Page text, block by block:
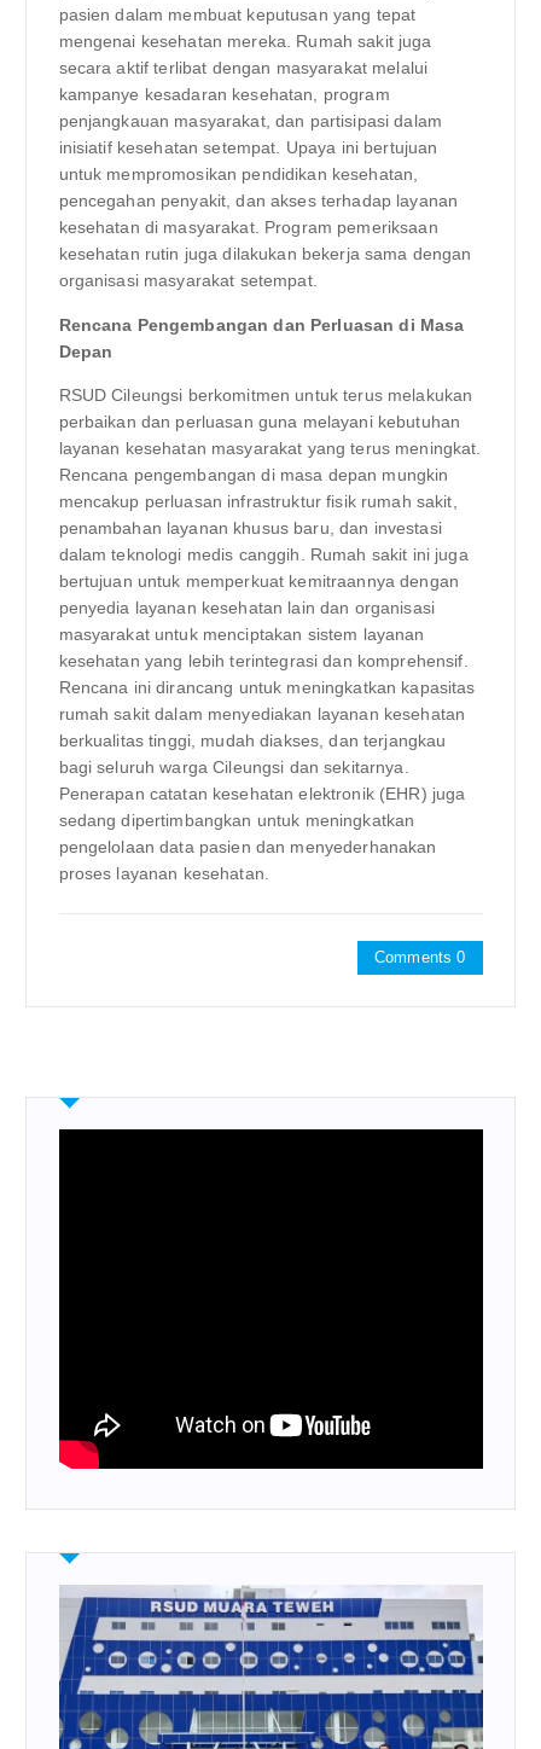
pasien dalam membuat keputusan yang tepat
mengenai kesehatan mereka. Rumah sakit juga
secara aktif terlibat dengan masyarakat melalui
kampanye kesadaran kesehatan, program
penjangkauan masyarakat, dan partisipasi dalam
inisiatif kesehatan setempat. Upaya ini bertujuan
untuk mempromosikan pendidikan kesehatan,
pencegahan penyakit, dan akses terhadap layanan
kesehatan di masyarakat. Program pemeriksaan
kesehatan rutin juga dilakukan bekerja sama dengan
organisasi masyarakat setempat.
Rencana Pengembangan dan Perluasan di Masa
Depan
RSUD Cileungsi berkomitmen untuk terus melakukan
perbaikan dan perluasan guna melayani kebutuhan
layanan kesehatan masyarakat yang terus meningkat.
Rencana pengembangan di masa depan mungkin
mencakup perluasan infrastruktur fisik rumah sakit,
penambahan layanan khusus baru, dan investasi
dalam teknologi medis canggih. Rumah sakit ini juga
bertujuan untuk memperkuat kemitraannya dengan
penyedia layanan kesehatan lain dan organisasi
masyarakat untuk menciptakan sistem layanan
kesehatan yang lebih terintegrasi dan komprehensif.
Rencana ini dirancang untuk meningkatkan kapasitas
rumah sakit dalam menyediakan layanan kesehatan
berkualitas tinggi, mudah diakses, dan terjangkau
bagi seluruh warga Cileungsi dan sekitarnya.
Penerapan catatan kesehatan elektronik (EHR) juga
sedang dipertimbangkan untuk meningkatkan
pengelolaan data pasien dan menyederhanakan
proses layanan kesehatan.
Comments 0